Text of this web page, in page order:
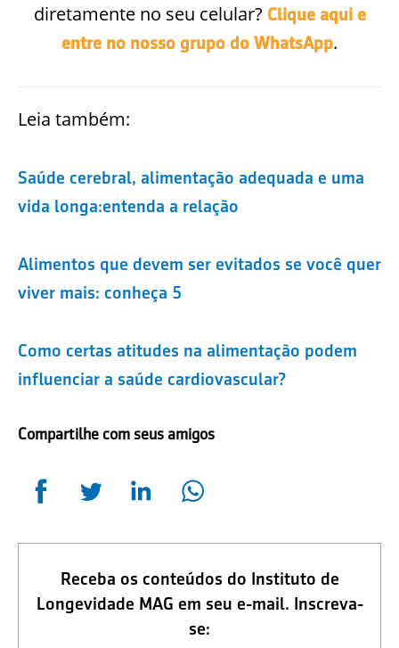
diretamente no seu celular? Clique aqui e
entre no nosso grupo do WhatsApp.
Leia também:
Saúde cerebral, alimentação adequada e uma
vida longa:entenda a relação
Alimentos que devem ser evitados se você quer
viver mais: conheça 5
Como certas atitudes na alimentação podem
influenciar a saúde cardiovascular?
Compartilhe com seus amigos
Receba os conteúdos do Instituto de
Longevidade MAG em seu e-mail. Inscreva-
se: